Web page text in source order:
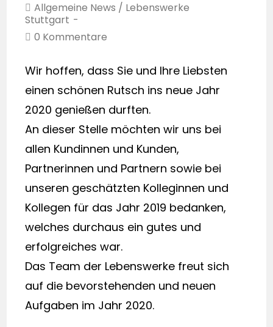
Allgemeine News / Lebenswerke
Stuttgart
0 Kommentare
Wir hoffen, dass Sie und Ihre Liebsten
einen schönen Rutsch ins neue Jahr
2020 genießen durften.
An dieser Stelle möchten wir uns bei
allen Kundinnen und Kunden,
Partnerinnen und Partnern sowie bei
unseren geschätzten Kolleginnen und
Kollegen für das Jahr 2019 bedanken,
welches durchaus ein gutes und
erfolgreiches war.
Das Team der Lebenswerke freut sich
auf die bevorstehenden und neuen
Aufgaben im Jahr 2020.